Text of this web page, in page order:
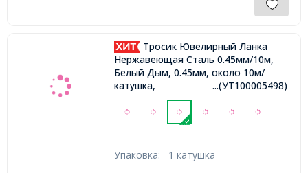
Тросик Ювелирный Ланка
Нержавеющая Сталь 0.45мм/10м,
Белый Дым, 0.45мм, около 10м/
катушка,
...(УТ100005498)
Упаковка: 1 катушка